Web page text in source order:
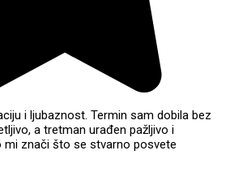
i ljubaznost. Termin sam dobila bez
a tretman urađen pažljivo i
znači što se stvarno posvete